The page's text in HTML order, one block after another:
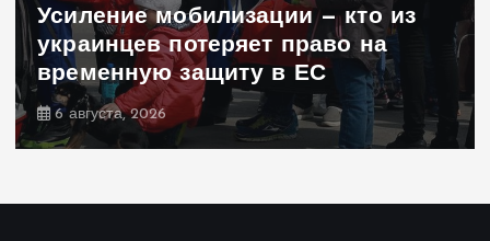
Усиление мобилизации — кто из
украинцев потеряет право на
временную защиту в ЕС
6 августа, 2026